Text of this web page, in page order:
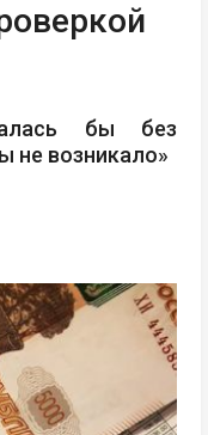
бы без
не возникало»